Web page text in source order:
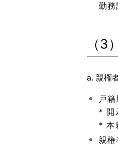
勤
（3
a. 親権
戸
* 開
* 本
親